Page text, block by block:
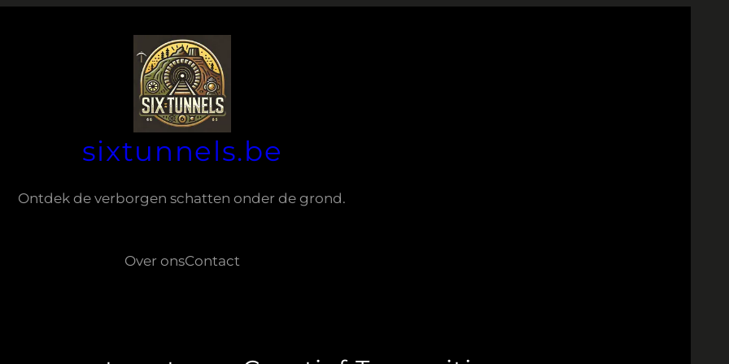
sixtunnels.be
Ontdek de verborgen schatten onder de grond.
Over onsContact